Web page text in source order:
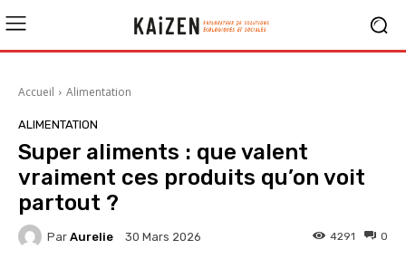
Accueil Alimentation
ALIMENTATION
Super aliments : que valent
vraiment ces produits qu’on voit
partout ?
Par Aurelie 30 Mars 2026 0
4291